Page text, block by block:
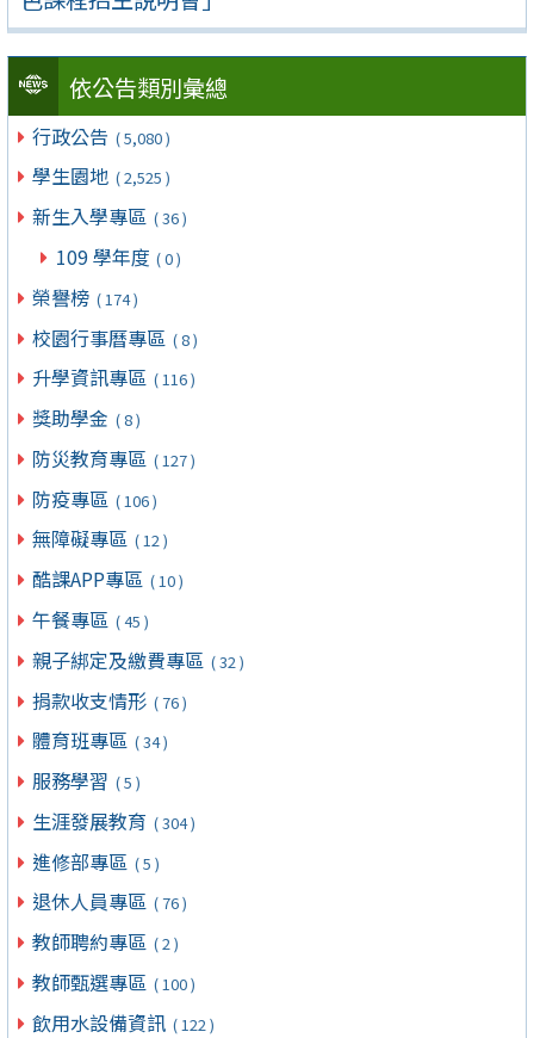
依公告類別彙總
行政公告 ( 5,080 )
學生園地 ( 2,525 )
新生入學專區 ( 36 )
109 學年度 ( 0 )
榮譽榜 ( 174 )
校園行事曆專區 ( 8 )
升學資訊專區 ( 116 )
獎助學金 ( 8 )
防災教育專區 ( 127 )
防疫專區 ( 106 )
無障礙專區 ( 12 )
酷課APP專區 ( 10 )
午餐專區 ( 45 )
親子綁定及繳費專區 ( 32 )
捐款收支情形 ( 76 )
體育班專區 ( 34 )
服務學習 ( 5 )
生涯發展教育 ( 304 )
進修部專區 ( 5 )
退休人員專區 ( 76 )
教師聘約專區 ( 2 )
教師甄選專區 ( 100 )
飲用水設備資訊 ( 122 )